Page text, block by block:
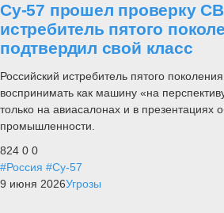
Су-57 прошел проверку
истребитель пятого
подтвердил свой класс
Российский истребитель пятого
воспринимать как машину «на
только на авиасалонах и в презентациях
промышленности.
824 0 0
#Россия #Су-57
9 июня 2026Угрозы